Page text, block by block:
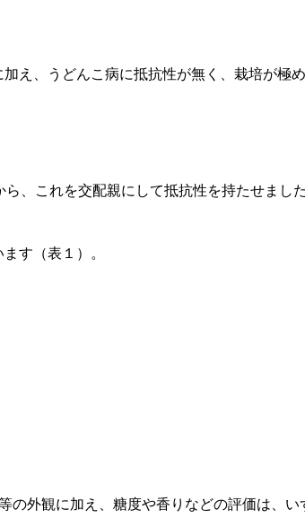
え、うどんこ病に抵抗性が無く、栽培が極
、これを交配親にして抵抗性を持たせました
す（表１）。
外観に加え、糖度や香りなどの評価は、